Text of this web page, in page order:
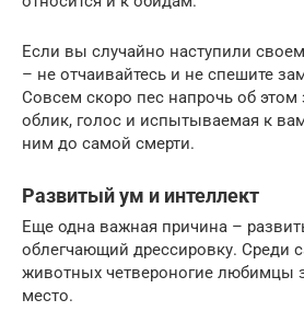
Если вы случайно наступили
– не отчаивайтесь и не спешите
Совсем скоро пес напрочь об этом
облик, голос и испытываемая к
ним до самой смерти.
Развитый ум и интеллект
Еще одна важная причина –
облегчающий дрессировку. Среди
животных четвероногие любимцы
место.